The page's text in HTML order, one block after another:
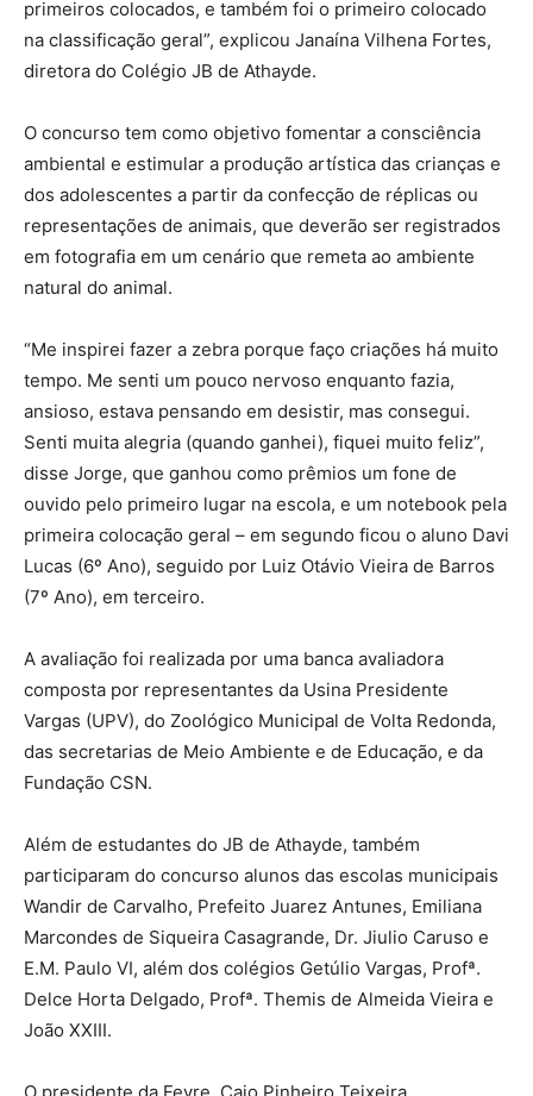
primeiros colocados, e também foi o primeiro colocado
na classificação geral”, explicou Janaína Vilhena Fortes,
diretora do Colégio JB de Athayde.
O concurso tem como objetivo fomentar a consciência
ambiental e estimular a produção artística das crianças e
dos adolescentes a partir da confecção de réplicas ou
representações de animais, que deverão ser registrados
em fotografia em um cenário que remeta ao ambiente
natural do animal.
“Me inspirei fazer a zebra porque faço criações há muito
tempo. Me senti um pouco nervoso enquanto fazia,
ansioso, estava pensando em desistir, mas consegui.
Senti muita alegria (quando ganhei), fiquei muito feliz”,
disse Jorge, que ganhou como prêmios um fone de
ouvido pelo primeiro lugar na escola, e um notebook pela
primeira colocação geral – em segundo ficou o aluno Davi
Lucas (6º Ano), seguido por Luiz Otávio Vieira de Barros
(7º Ano), em terceiro.
A avaliação foi realizada por uma banca avaliadora
composta por representantes da Usina Presidente
Vargas (UPV), do Zoológico Municipal de Volta Redonda,
das secretarias de Meio Ambiente e de Educação, e da
Fundação CSN.
Além de estudantes do JB de Athayde, também
participaram do concurso alunos das escolas municipais
Wandir de Carvalho, Prefeito Juarez Antunes, Emiliana
Marcondes de Siqueira Casagrande, Dr. Jiulio Caruso e
E.M. Paulo VI, além dos colégios Getúlio Vargas, Profª.
Delce Horta Delgado, Profª. Themis de Almeida Vieira e
João XXIII.